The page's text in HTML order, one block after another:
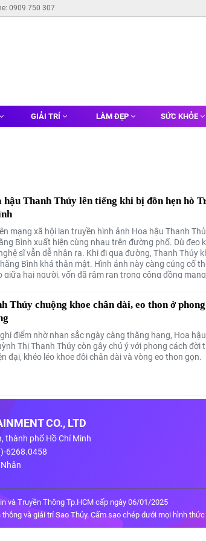
0909 750 307
GIẢI TRÍ LÀM ĐẸP SỨC KHỎE
hậu Thanh Thủy lên tiếng khi bị đồn hẹn hò
mạng xã hội lan truyền hình ảnh Hoa hậu Thanh
Bình xuất hiện cùng nhau trên đường phố. Dù đeo
sĩ vẫn dễ nhận ra. Khi đi qua đường, Thanh Thủy
Bình khá thân mật. Hình ảnh này càng củng cố
giữa hai người, vốn đã râm ran trong cộng đồng
Thủy chuộng khoe chân dài, eo thon ở
điểm nhờ nhan sắc ngày càng thăng hạng, Hoa
Thị Thanh Thủy còn gây chú ý với phong cách đời
đại, khéo léo khoe đôi chân dài và vòng eo thon gọn.
CO., LTD
thành phố Hồ Chí Minh
6268.0458
và Truyền Thông Tp.HCM cấp ngày 06/01/2025
và giải trí Sao Thủy. Cấm sao chép dưới mọi hình